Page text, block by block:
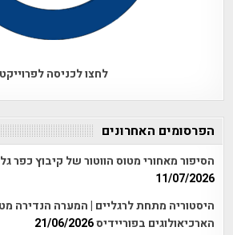
לחצו לכניסה לפרוייקט
הפרסומים האחרונים
הסיפור מאחורי מטוס הווטור של קיבוץ כפר
11/07/2026
היסטוריה מתחת לרגליים | המערה הנדירה
הארכיאולוגים בפוריידיס21/06/2026